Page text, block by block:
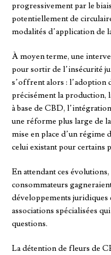
progressivement par le
potentiellement de
modalités d’application de
À moyen terme, une
pour sortir de l’insécurité
s’offrent alors : l’adoption
précisément la production,
à base de CBD,
une réforme plus large de
mise en place d’un régime
celui existant pour certains
En attendant ces
consommateurs
développements juridiques
associations spécialisées
questions.
La détention de fleurs de